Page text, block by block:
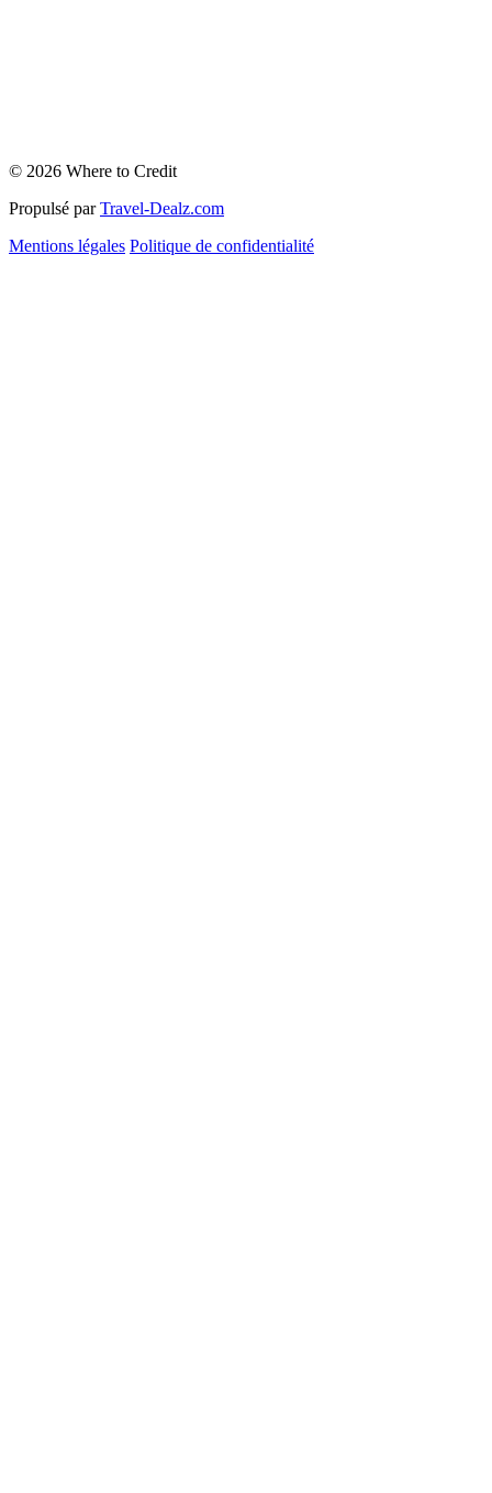
© 2026 Where to Credit
Propulsé par Travel-Dealz.com
Mentions légales Politique de confidentialité